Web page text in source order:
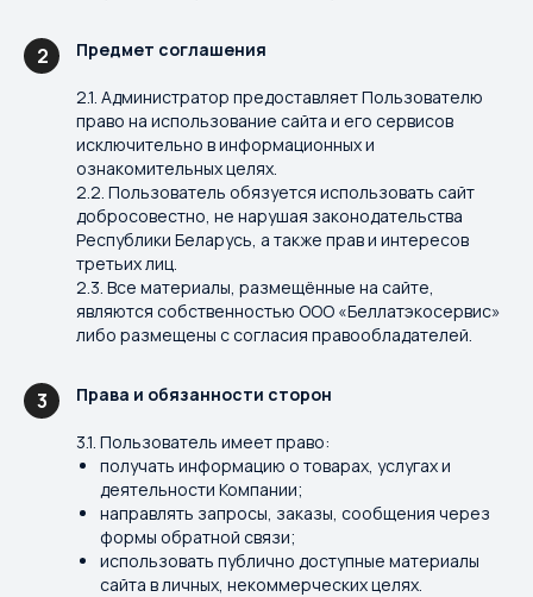
2 Предмет соглашения
2.1. Администратор предоставляет Пользователю
право на использование сайта и его сервисов
исключительно в информационных и
ознакомительных целях.
2.2. Пользователь обязуется использовать сайт
добросовестно, не нарушая законодательства
Республики Беларусь, а также прав и интересов
третьих лиц.
2.3. Все материалы, размещённые на сайте,
являются собственностью ООО «Беллатэкосервис»
либо размещены с согласия правообладателей.
3 Права и обязанности сторон
3.1. Пользователь имеет право:
получать информацию о товарах, услугах и
деятельности Компании;
направлять запросы, заказы, сообщения через
формы обратной связи;
использовать публично доступные материалы
сайта в личных, некоммерческих целях.